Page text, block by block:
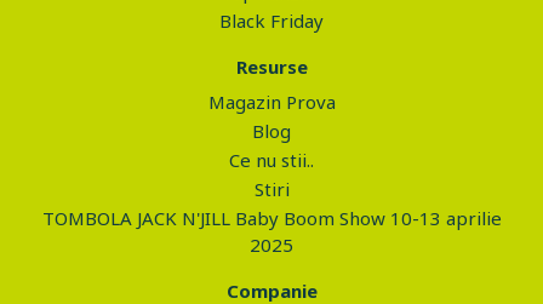
Black Friday
Resurse
Magazin Prova
Blog
Ce nu stii..
Stiri
TOMBOLA JACK N'JILL Baby Boom Show 10-13 aprilie
2025
Companie